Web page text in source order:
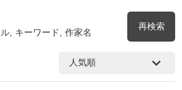
, キーワード, 作家名
再検索